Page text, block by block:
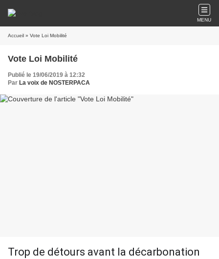
MENU
Accueil » Vote Loi Mobilité
Vote Loi Mobilité
Publié le 19/06/2019 à 12:32
Par La voix de NOSTERPACA
Trop de détours avant la décarbonation